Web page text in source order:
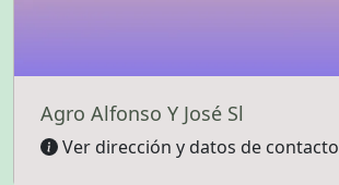
Agro Alfonso Y José Sl
Ver dirección y datos de contacto